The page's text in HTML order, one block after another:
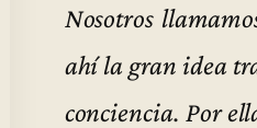
Nosotros
ahí la gran idea
conciencia. Por